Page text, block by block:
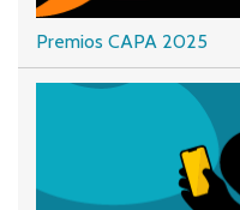
Premios CAPA 2025